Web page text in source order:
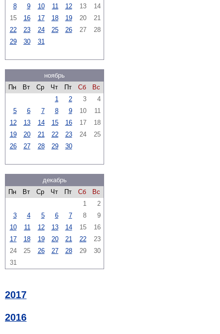
8 9 10 11 12 13
14
15
16 17 18 19 20
21
22
23 24 25 26 27
28
29
30 31
ноябрь
Пн
Вт Ср Чт Пт Сб
Вс
1
2 3
4
5
6 7 8 9 10
11
12
13 14 15 16 17
18
19
20 21 22 23 24
25
26
27 28 29 30
декабрь
Пн
Вт Ср Чт Пт Сб
Вс
1
2
3
4 5 6 7 8
9
10
11 12 13 14 15
16
17
18 19 20 21 22
23
24
25 26 27 28 29
30
31
2017
2016